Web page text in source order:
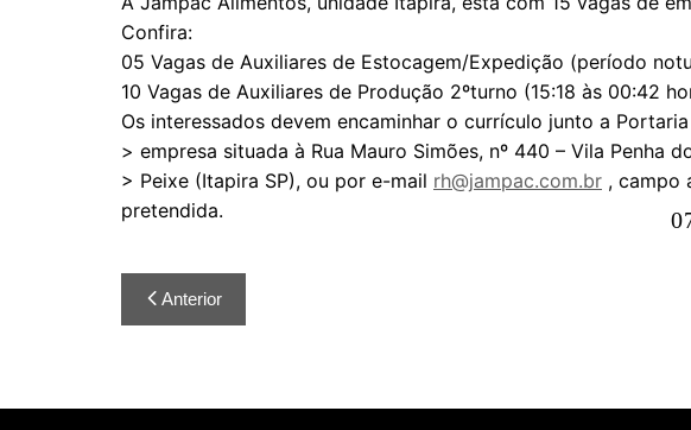
Confira:
05 Vagas de Auxiliares de Estocagem/Expedição (período
10 Vagas de Auxiliares de Produção 2ºturno (15:18 às 00:42
Os interessados devem encaminhar o currículo junto a
> empresa situada à Rua Mauro Simões, nº 440 – Vila Penha
> Peixe (Itapira SP), ou por e-mail rh@jampac.com.br , campo
pretendida.
Anterior